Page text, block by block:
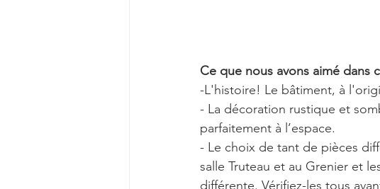
Ce que nous avons aimé dans
-L'histoire! Le bâtiment, à
- La décoration rustique et
parfaitement à l’espace.
- Le choix de tant de pièces
salle Truteau et au Grenier et
différente. Vérifiez-les tous